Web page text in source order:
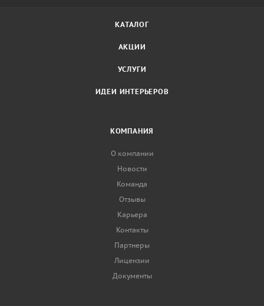
КАТАЛОГ
АКЦИИ
УСЛУГИ
ИДЕИ ИНТЕРЬЕРОВ
КОМПАНИЯ
О компании
Новости
Команда
Отзывы
Карьера
Контакты
Партнеры
Лицензии
Документы